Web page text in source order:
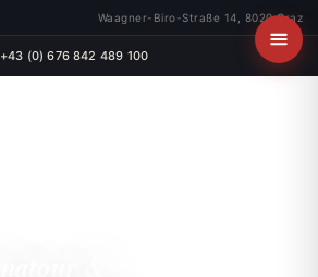
Waagner-Biro-Straße 14, 8020 Graz
+43 (0) 676 842 489 100